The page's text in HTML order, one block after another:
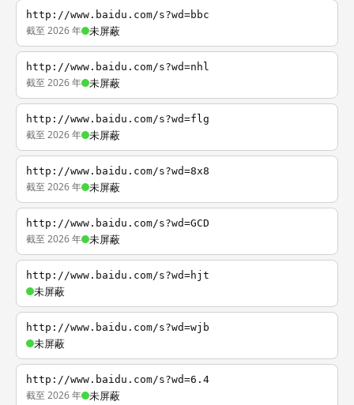
http://www.baidu.com/s?wd=bbc
截至 2026 年 未屏蔽
http://www.baidu.com/s?wd=nhl
截至 2026 年 未屏蔽
http://www.baidu.com/s?wd=flg
截至 2026 年 未屏蔽
http://www.baidu.com/s?wd=8x8
截至 2026 年 未屏蔽
http://www.baidu.com/s?wd=GCD
截至 2026 年 未屏蔽
http://www.baidu.com/s?wd=hjt
未屏蔽
http://www.baidu.com/s?wd=wjb
未屏蔽
http://www.baidu.com/s?wd=6.4
截至 2026 年 未屏蔽